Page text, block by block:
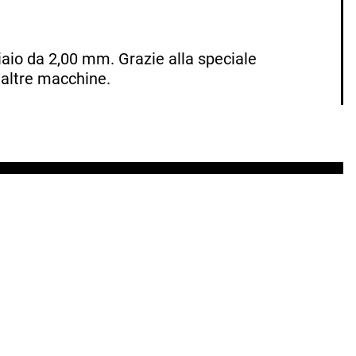
da 2,00 mm. Grazie alla speciale
macchine.